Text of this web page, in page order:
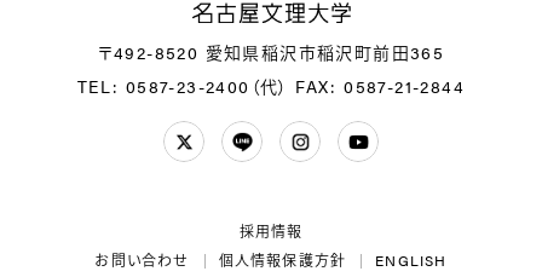
〒492-8520 愛知県稲沢市稲沢町前田365
TEL: 0587-23-2400（代） FAX: 0587-21-2844
ENGLISH
個人情報保護方針
お問い合わせ
採用情報